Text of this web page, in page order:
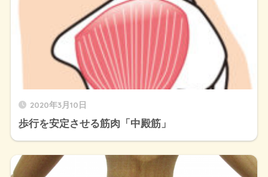
2020年3月10日
歩行を安定させる筋肉「中殿筋」